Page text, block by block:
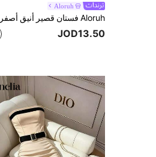
Aloruh
JOD13.50